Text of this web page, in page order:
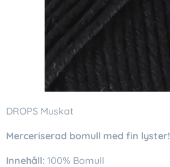
DROPS Muskat
Merceriserad bomull med fin lyster!
Innehåll: 100% Bomull